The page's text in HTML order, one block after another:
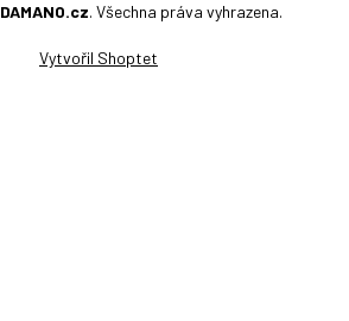
Vytvořil Shoptet
DAMANO.cz. Všechna práva vyhrazena.